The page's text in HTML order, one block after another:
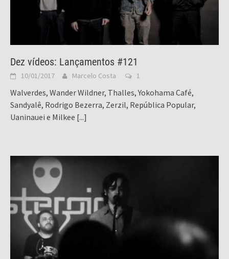
Dez vídeos: Lançamentos #121
10/01/2017 Marcelo Costa 1
Walverdes, Wander Wildner, Thalles, Yokohama Café,
Sandyalê, Rodrigo Bezerra, Zerzil, República Popular,
Uaninauei e Milkee [...]